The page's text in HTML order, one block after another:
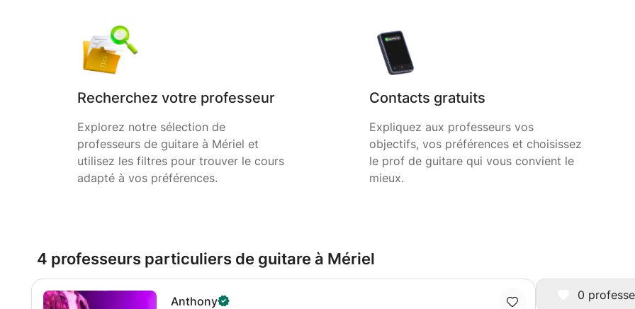
Recherchez votre professeur
Explorez notre sélection de
professeurs de guitare à Mériel et
utilisez les filtres pour trouver le cours
adapté à vos préférences.
Contacts gratuits
Expliquez aux professeurs vos
objectifs, vos préférences et choisissez
le prof de guitare qui vous convient le
mieux.
0
4 professeurs particuliers de guitare à Mériel
Anthony